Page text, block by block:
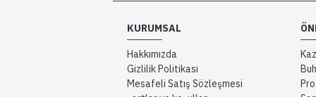
KURUMSAL
Hakkımızda
Gizlilik Politikası
Mesafeli Satış Sözleşmesi